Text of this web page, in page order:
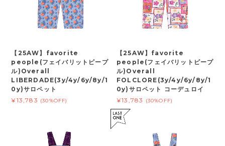
【25AW】favorite
people(フェイバリットピープ
ル)Overall
LIBERDADE(3y/4y/6y/8y/1
0y)サロペット
¥13,783 (30%OFF)
【25AW】favorite
people(フェイバリットピープ
ル)Overall
FOLCLORE(3y/4y/6y/8y/1
0y)サロペット コーデュロイ
¥13,783
(30%OFF)